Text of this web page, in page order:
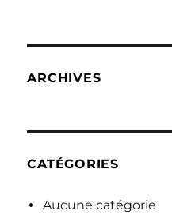
ARCHIVES
CATÉGORIES
Aucune catégorie